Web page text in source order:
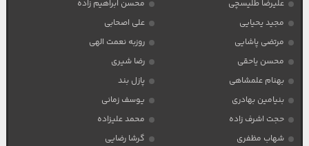
علیرضا طلیسچی
محسن ابراهیم زاده
مجید یحیایی
علی اصحابی
مرتضی پاشایی
روزبه نعمت الهی
محسن یاحقی
رضا شیری
بهنام علمشاهی
پازل بند
بنیامین بهادری
یوسف زمانی
حجت اشرف زاده
محمد علیزاده
شهاب مظفری
گرشا رضایی